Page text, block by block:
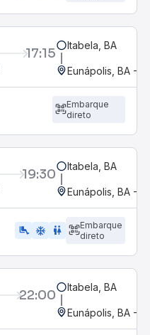
17:15 Itabela, BA
Eunápolis, BA -
Embarque
direto
19:30 Itabela, BA
Eunápolis, BA -
airline_seat_legroom_extra ac_unit WC
Embarque
direto
22:00 Itabela, BA
Eunápolis, BA -